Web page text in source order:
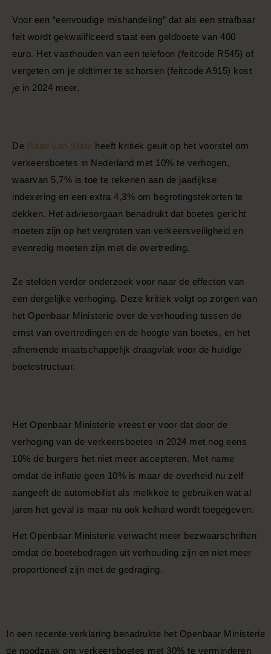
Voor een “eenvoudige mishandeling” dat als een strafbaar
feit wordt gekwalificeerd staat een geldboete van 400
euro. Het vasthouden van een telefoon (feitcode R545) of
vergeten om je oldtimer te schorsen (feitcode A915) kost
je in 2024 meer.
De Raad van State heeft kritiek geuit op het voorstel om
verkeersboetes in Nederland met 10% te verhogen,
waarvan 5,7% is toe te rekenen aan de jaarlijkse
indexering en een extra 4,3% om begrotingstekorten te
dekken. Het adviesorgaan benadrukt dat boetes gericht
moeten zijn op het vergroten van verkeersveiligheid en
evenredig moeten zijn met de overtreding.
Ze stelden verder onderzoek voor naar de effecten van
een dergelijke verhoging. Deze kritiek volgt op zorgen van
het Openbaar Ministerie over de verhouding tussen de
ernst van overtredingen en de hoogte van boetes, en het
afnemende maatschappelijk draagvlak voor de huidige
boetestructuur.
Het Openbaar Ministerie vreest er voor dat door de
verhoging van de verkeersboetes in 2024 met nog eens
10% de burgers het niet meer accepteren. Met name
omdat de inflatie geen 10% is maar de overheid nu zelf
aangeeft de automobilist als melkkoe te gebruiken wat al
jaren het geval is maar nu ook keihard wordt toegegeven.
Het Openbaar Ministerie verwacht meer bezwaarschriften
omdat de boetebedragen uit verhouding zijn en niet meer
proportioneel zijn met de gedraging.
In een recente verklaring benadrukte het Openbaar Ministerie
de noodzaak om verkeersboetes met 30% te verminderen